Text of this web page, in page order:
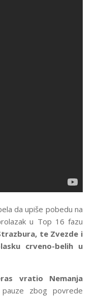
da upiše pobedu na
u Top 16 fazu
te Zvezde i
crveno-belih u
vratio Nemanja
zbog povrede